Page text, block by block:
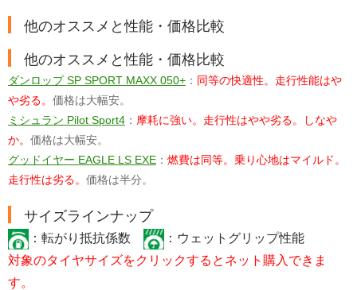
他のオススメと性能・価格比較
他のオススメと性能・価格比較
ダンロップ SP SPORT MAXX 050+ ： 同等の快適性。走行性能はや
や劣る。 価格は大幅安。
ミシュラン Pilot Sport4 ： 摩耗に強い。走行性はやや劣る。しなや
か。 価格は大幅安。
グッドイヤー EAGLE LS EXE ： 燃費は同等。乗り心地はマイルド。
走行性は劣る。 価格は半分。
サイズラインナップ
：転がり抵抗係数
：ウェットグリップ性能
対象のタイヤサイズをクリックするとネット購入できま
す。